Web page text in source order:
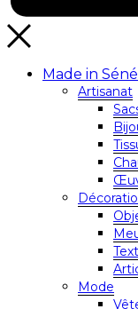
Made in
Artisanat
Mode